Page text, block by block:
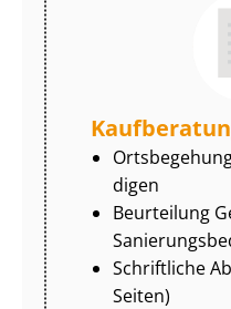
di­gen
Beurteilung
Schriftliche
Seiten)